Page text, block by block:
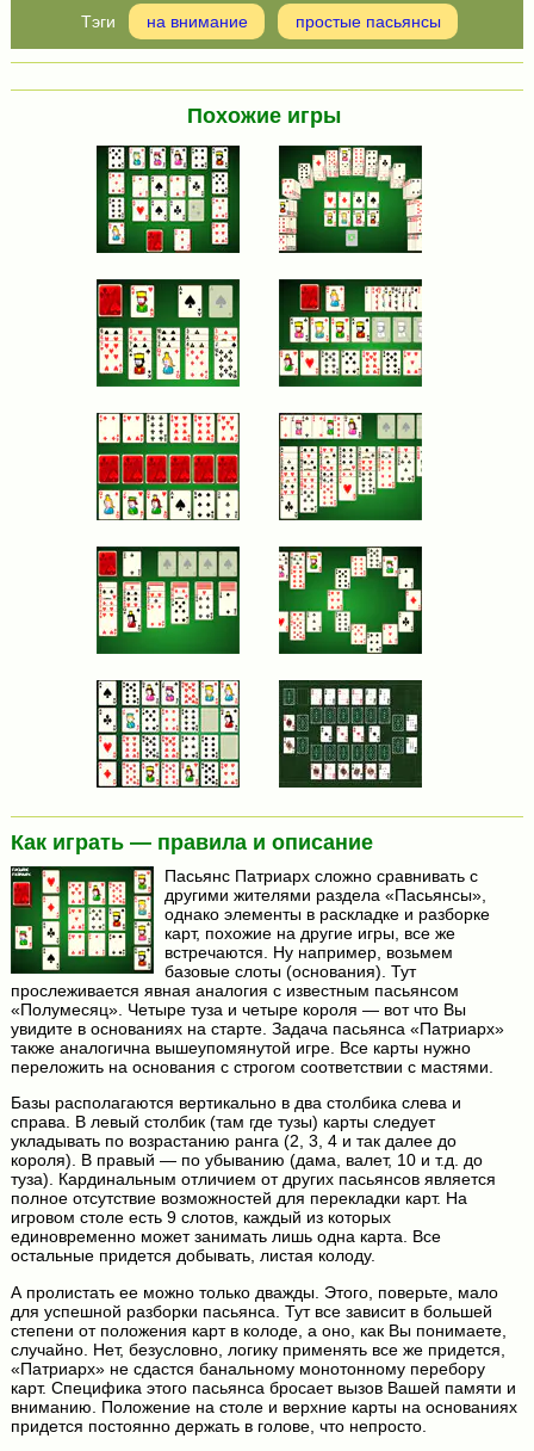
на внимание простые пасьянсы
Похожие игры
Как играть — правила и описание
Пасьянс Патриарх сложно сравнивать с
другими жителями раздела «Пасьянсы»,
однако элементы в раскладке и разборке
карт, похожие на другие игры, все же
встречаются. Ну например, возьмем
базовые слоты (основания). Тут
прослеживается явная аналогия с известным пасьянсом
«Полумесяц». Четыре туза и четыре короля — вот что Вы
увидите в основаниях на старте. Задача пасьянса «Патриарх»
также аналогична вышеупомянутой игре. Все карты нужно
переложить на основания с строгом соответствии с мастями.
Базы располагаются вертикально в два столбика слева и
справа. В левый столбик (там где тузы) карты следует
укладывать по возрастанию ранга (2, 3, 4 и так далее до
короля). В правый — по убыванию (дама, валет, 10 и т.д. до
туза). Кардинальным отличием от других пасьянсов является
полное отсутствие возможностей для перекладки карт. На
игровом столе есть 9 слотов, каждый из которых
единовременно может занимать лишь одна карта. Все
остальные придется добывать, листая колоду.
А пролистать ее можно только дважды. Этого, поверьте, мало
для успешной разборки пасьянса. Тут все зависит в большей
степени от положения карт в колоде, а оно, как Вы понимаете,
случайно. Нет, безусловно, логику применять все же придется,
«Патриарх» не сдастся банальному монотонному перебору
карт. Специфика этого пасьянса бросает вызов Вашей памяти и
вниманию. Положение на столе и верхние карты на основаниях
придется постоянно держать в голове, что непросто.